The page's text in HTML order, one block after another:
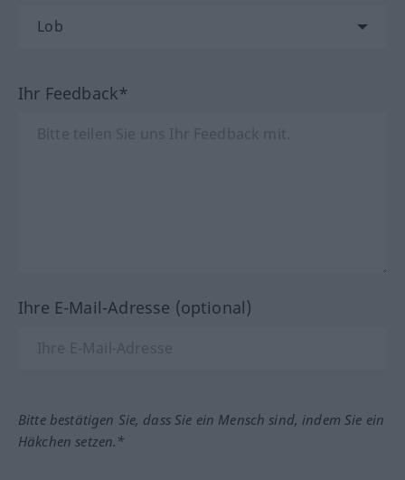
Ihr Feedback*
Ihre E-Mail-Adresse (optional)
Bitte bestätigen Sie, dass Sie ein Mensch sind, indem Sie ein
Häkchen setzen.*